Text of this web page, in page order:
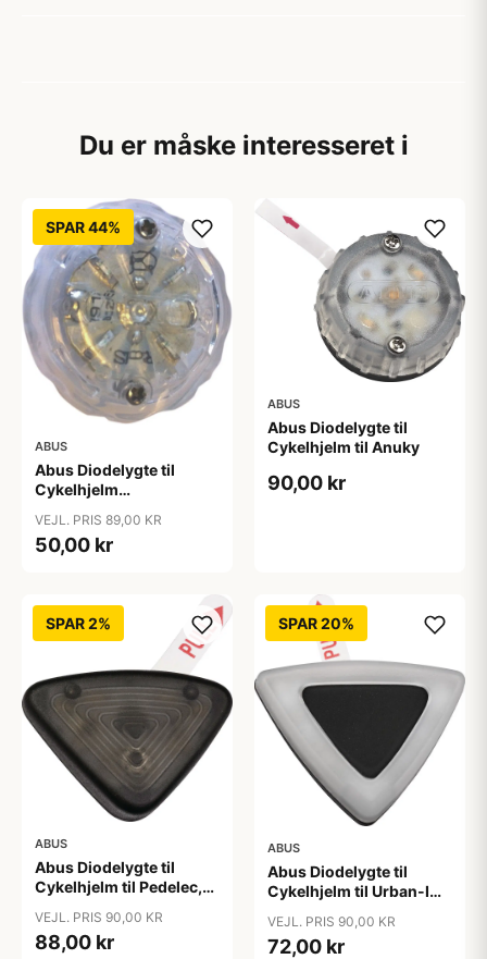
Du er måske interesseret i
SPAR 44%
ABUS
Abus Diodelygte til
Cykelhjelm
VEJL. PRIS 89,00 KR
50,00 kr
ABUS
Abus Diodelygte til
Cykelhjelm til Anuky
90,00 kr
SPAR 2%
ABUS
Abus Diodelygte til
Cykelhjelm til Pedelec,
VEJL. PRIS 90,00 KR
88,00 kr
SPAR 20%
ABUS
Abus Diodelygte til
Cykelhjelm til Urban-I
VEJL. PRIS 90,00 KR
72,00 kr